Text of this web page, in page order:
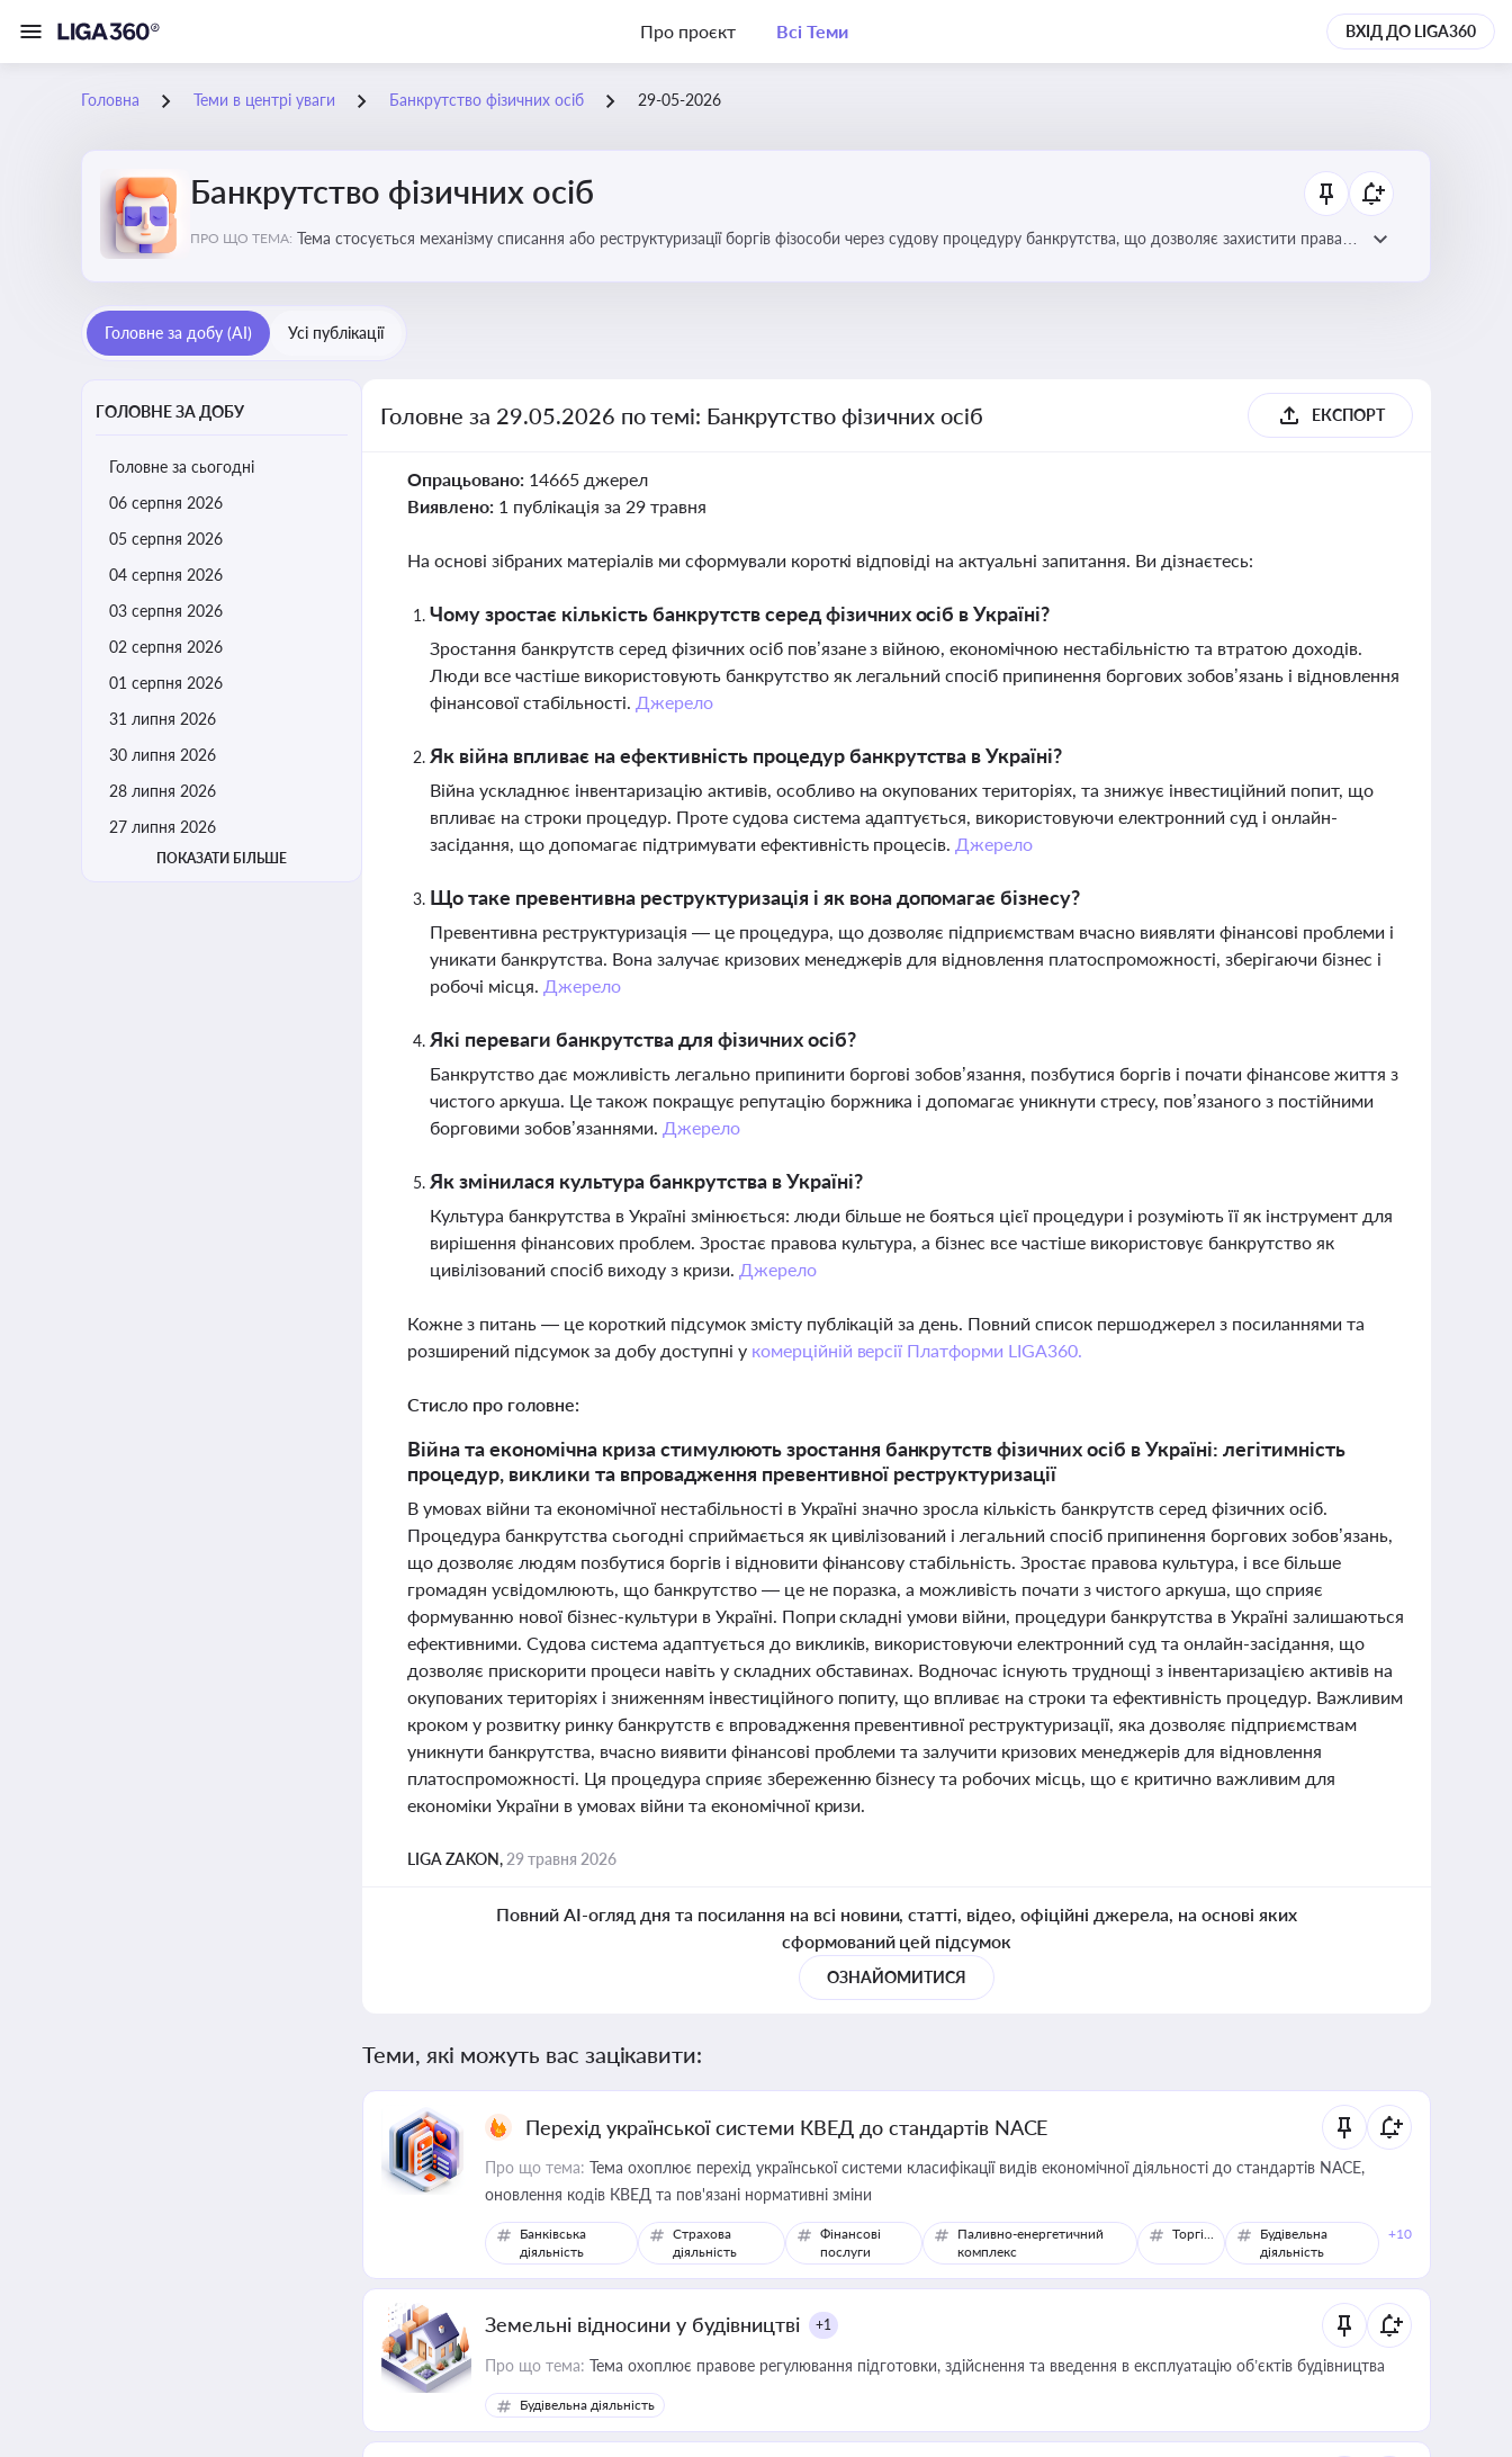
Про проєкт Всі Теми ВХІД ДО LIGA360
Головна Теми в центрі уваги Банкрутство фізичних осіб 29-05-2026
Банкрутство фізичних осіб
ПРО ЩО ТЕМА: Тема стосується механізму списання або реструктуризації боргів фізособи через судову процедуру банкрутства, що дозволяє захистити права
Головне за добу (AI) Усі публікації
ГОЛОВНЕ ЗА ДОБУ
Головне за сьогодні
06 серпня 2026
05 серпня 2026
04 серпня 2026
03 серпня 2026
02 серпня 2026
01 серпня 2026
31 липня 2026
30 липня 2026
28 липня 2026
27 липня 2026
ПОКАЗАТИ БІЛЬШЕ
Головне за 29.05.2026 по темі: Банкрутство фізичних осіб ЕКСПОРТ
Опрацьовано: 14665 джерел
Виявлено: 1 публікація за 29 травня
На основі зібраних матеріалів ми сформували короткі відповіді на актуальні запитання. Ви дізнаєтесь:
Чому зростає кількість банкрутств серед фізичних осіб в Україні?
Зростання банкрутств серед фізичних осіб пов’язане з війною, економічною нестабільністю та втратою доходів.
Люди все частіше використовують банкрутство як легальний спосіб припинення боргових зобов’язань і відновлення
фінансової стабільності. Джерело
Як війна впливає на ефективність процедур банкрутства в Україні?
Війна ускладнює інвентаризацію активів, особливо на окупованих територіях, та знижує інвестиційний попит, що
впливає на строки процедур. Проте судова система адаптується, використовуючи електронний суд і онлайн-
засідання, що допомагає підтримувати ефективність процесів. Джерело
Що таке превентивна реструктуризація і як вона допомагає бізнесу?
Превентивна реструктуризація — це процедура, що дозволяє підприємствам вчасно виявляти фінансові проблеми і
уникати банкрутства. Вона залучає кризових менеджерів для відновлення платоспроможності, зберігаючи бізнес і
робочі місця. Джерело
Які переваги банкрутства для фізичних осіб?
Банкрутство дає можливість легально припинити боргові зобов’язання, позбутися боргів і почати фінансове життя з
чистого аркуша. Це також покращує репутацію боржника і допомагає уникнути стресу, пов’язаного з постійними
борговими зобов’язаннями. Джерело
Як змінилася культура банкрутства в Україні?
Культура банкрутства в Україні змінюється: люди більше не бояться цієї процедури і розуміють її як інструмент для
вирішення фінансових проблем. Зростає правова культура, а бізнес все частіше використовує банкрутство як
цивілізований спосіб виходу з кризи. Джерело
Кожне з питань — це короткий підсумок змісту публікацій за день. Повний список першоджерел з посиланнями та
розширений підсумок за добу доступні у комерційній версії Платформи LIGA360.
Стисло про головне:
Війна та економічна криза стимулюють зростання банкрутств фізичних осіб в Україні: легітимність
процедур, виклики та впровадження превентивної реструктуризації
В умовах війни та економічної нестабільності в Україні значно зросла кількість банкрутств серед фізичних осіб.
Процедура банкрутства сьогодні сприймається як цивілізований і легальний спосіб припинення боргових зобов’язань,
що дозволяє людям позбутися боргів і відновити фінансову стабільність. Зростає правова культура, і все більше
громадян усвідомлюють, що банкрутство — це не поразка, а можливість почати з чистого аркуша, що сприяє
формуванню нової бізнес-культури в Україні. Попри складні умови війни, процедури банкрутства в Україні залишаються
ефективними. Судова система адаптується до викликів, використовуючи електронний суд та онлайн-засідання, що
дозволяє прискорити процеси навіть у складних обставинах. Водночас існують труднощі з інвентаризацією активів на
окупованих територіях і зниженням інвестиційного попиту, що впливає на строки та ефективність процедур. Важливим
кроком у розвитку ринку банкрутств є впровадження превентивної реструктуризації, яка дозволяє підприємствам
уникнути банкрутства, вчасно виявити фінансові проблеми та залучити кризових менеджерів для відновлення
платоспроможності. Ця процедура сприяє збереженню бізнесу та робочих місць, що є критично важливим для
економіки України в умовах війни та економічної кризи.
LIGA ZAKON, 29 травня 2026
Повний AI-огляд дня та посилання на всі новини, статті, відео, офіційні джерела, на основі яких
сформований цей підсумок
ОЗНАЙОМИТИСЯ
Теми, які можуть вас зацікавити:
Перехід української системи КВЕД до стандартів NACE
Про що тема: Тема охоплює перехід української системи класифікації видів економічної діяльності до стандартів NACE,
оновлення кодів КВЕД та пов'язані нормативні зміни
Банківська
діяльність
Страхова
діяльність
Фінансові
послуги
Паливно-енергетичний
комплекс
Торгівля
Будівельна
діяльність
+10
Земельні відносини у будівництві +1
Про що тема: Тема охоплює правове регулювання підготовки, здійснення та введення в експлуатацію об’єктів будівництва
Будівельна діяльність